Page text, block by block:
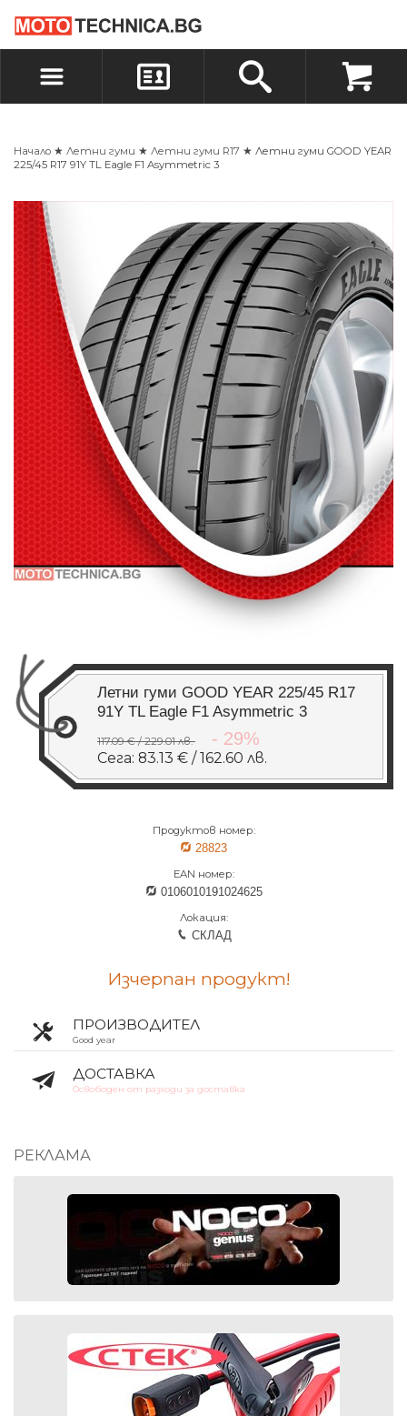
ВХОД
БЪРЗА ПОРЪЧКА ПОРЪЧКА
Начало ★ Летни гуми ★ Летни гуми R17 ★ Летни гуми GOOD YEAR
225/45 R17 91Y TL Eagle F1 Asymmetric 3
Летни гуми GOOD YEAR 225/45 R17
91Y TL Eagle F1 Asymmetric 3
117.09 € / 229.01 лв. - 29%
Сега: 83.13 € / 162.60 лв.
Продуктов номер:
28823
EAN номер:
0106010191024625
Локация:
СКЛАД
Изчерпан продукт!
ПРОИЗВОДИТЕЛ
Good year
ДОСТАВКА
Освободен от разходи за доставка
РЕКЛАМА